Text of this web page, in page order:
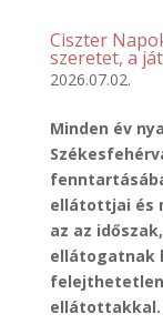
Ciszter
szeretet, a
2026.07.02.
Minden év
ellátottjai és
az az
ellátogatnak
ellátottakkal.